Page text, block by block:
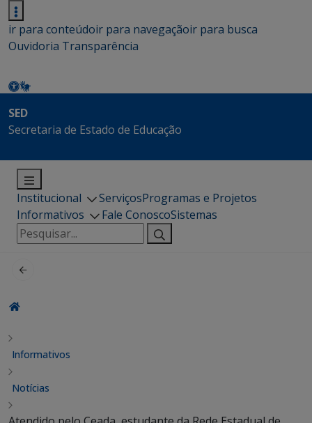
ir para conteúdoir para navegaçãoir para busca
Ouvidoria Transparência
SED
Secretaria de Estado de Educação
Institucional ServiçosProgramas e Projetos
Informativos
Fale ConoscoSistemas
Pesquisar
por:
Informativos
Notícias